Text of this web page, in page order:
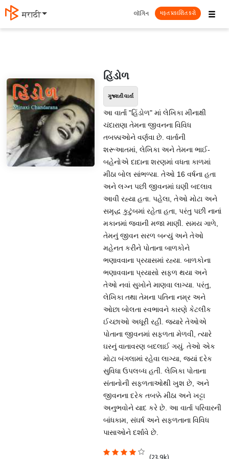
मराठी ☰
લૉગિન મફત પ્રકાશિત કરો
હિંડોળ
ગુજરાતી વાર્તા
આ વાર્તા "હિંડોળ" માં લેખિકા મીનાક્ષી
ચંદારાણા તેમના જીવનના વિવિધ
તબક્કાઓને વર્ણવા છે. વાર્તાની
શરૂઆતમાં, લેખિકા અને તેમના ભાઈ-
બહેનોએ દાદાના શરણમાં વધતા કાળમાં
મીઠા બોલ સાંભળ્યા. તેઓ 16 વર્ષના હતા
અને લગ્ન પછી જીવનમાં ઘણી બદલાવ
આવી રહ્યા હતા. પહેલા, તેઓ મોટા અને
સમૃદ્ધ કુટુંબમાં રહેતા હતા, પરંતુ પછી નાનાં
મકાનમાં જવાની મજા માણી. સમય ગાળે,
તેમનું જીવન સરળ બન્યું અને તેઓ
મહેનત કરીને પોતાના બાળકોને
ભણાવવાના પ્રયાસમાં રહ્યા. બાળકોના
ભણાવવાના પ્રયાસો સફળ થયા અને
તેઓ નવાં સુખોને માણવા લાગ્યા. પરંતુ,
લેખિકા તથા તેમના પતિના નમ્ર અને
ઓછા બોલતા સ્વભાવને કારણે કેટલીક
ઈચ્છાઓ અધૂરી રહી. જ્યારે તેઓએ
પોતાના જીવનમાં સફળતા મેળવી, ત્યારે
ઘરનું વાતાવરણ બદલાઈ ગયું. તેઓ એક
મોટા બંગલામાં રહેવા લાગ્યા, જ્યાં દરેક
સુવિધા ઉપલબ્ધ હતી. લેખિકા પોતાના
સંતાનોની સફળતાઓથી ખુશ છે, અને
જીવનના દરેક તબક્કે મીઠા અને ખટ્ટા
અનુભવોને યાદ કરે છે. આ વાર્તા પરિવારની
બાંધકામ, સંઘર્ષ અને સફળતાના વિવિધ
પાસાઓને દર્શાવે છે.